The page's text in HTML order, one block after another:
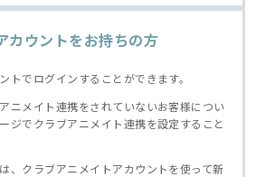
カウントをお持ちの方
トでログインすることができます。
ニメイト連携をされていないお客様につい
ジでクラブアニメイト連携を設定すること
、クラブアニメイトアカウントを使って新